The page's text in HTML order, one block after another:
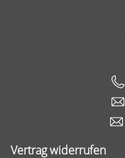
Vertrag widerrufen